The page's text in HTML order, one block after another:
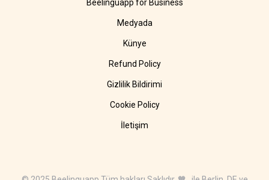
Beelinguapp for Business
Medyada
Künye
Refund Policy
Gizlilik Bildirimi
Cookie Policy
İletişim